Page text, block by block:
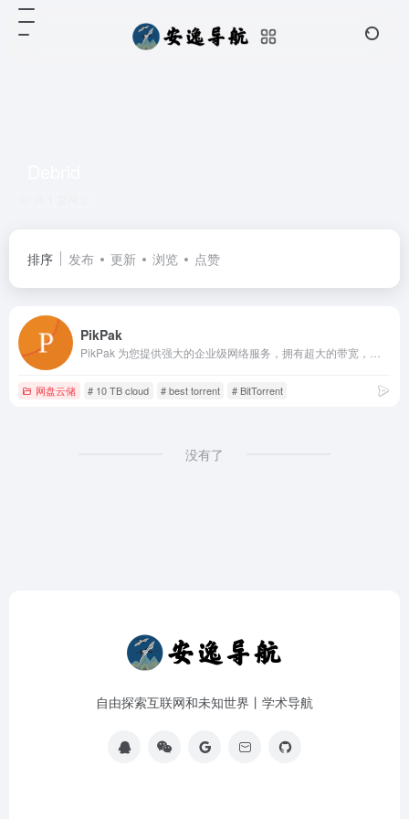
排序 发布 更新 浏览 点赞
PikPak
网盘云储 # 10 TB cloud # best torrent # BitTorrent
没有了
自由探索互联网和未知世界丨学术导航